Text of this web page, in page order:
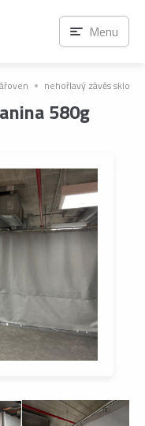
nehořlavý závěs
580g
Menu